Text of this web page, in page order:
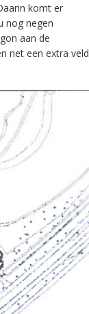
komt er
nog negen
aan de
net een extra veld